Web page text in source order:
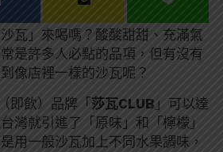
瓦」來喝嗎？酸酸甜甜、充滿氣
是許多人必點的品項，但有沒有
像店裡一樣的沙瓦呢？
即飲）品牌「 莎瓦CLUB 」可以達
灣就引進了「原味」和「檸檬」
用一般沙瓦加上不同水果調味，